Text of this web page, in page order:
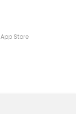
Store
à Amiens
là rapidement